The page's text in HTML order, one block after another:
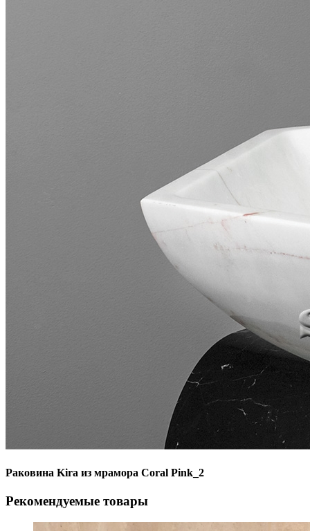
Раковина Kira из мрамора Coral Pink_2
Рекомендуемые товары